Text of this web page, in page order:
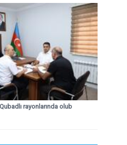
rayonlarında olub